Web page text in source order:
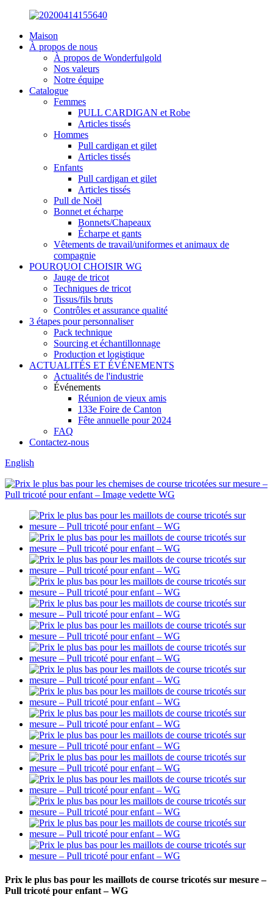
Maison
À propos de nous
À propos de Wonderfulgold
Nos valeurs
Notre équipe
Catalogue
Femmes
PULL CARDIGAN et Robe
Articles tissés
Hommes
Pull cardigan et gilet
Articles tissés
Enfants
Pull cardigan et gilet
Articles tissés
Pull de Noël
Bonnet et écharpe
Bonnets/Chapeaux
Écharpe et gants
Vêtements de travail/uniformes et animaux de
compagnie
POURQUOI CHOISIR WG
Jauge de tricot
Techniques de tricot
Tissus/fils bruts
Contrôles et assurance qualité
3 étapes pour personnaliser
Pack technique
Sourcing et échantillonnage
Production et logistique
ACTUALITÉS ET ÉVÉNEMENTS
Actualités de l'industrie
Événements
Réunion de vieux amis
133e Foire de Canton
Fête annuelle pour 2024
FAQ
Contactez-nous
English
Prix ​​le plus bas pour les maillots de course tricotés sur mesure –
Pull tricoté pour enfant – WG